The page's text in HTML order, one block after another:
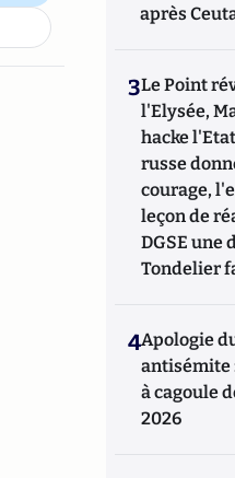
après
3Le Point
l'Elysée,
hacke
russe
courage,
leçon de
DGSE une
Tondelier
4Apologie
antisémite
à cagoule
2026